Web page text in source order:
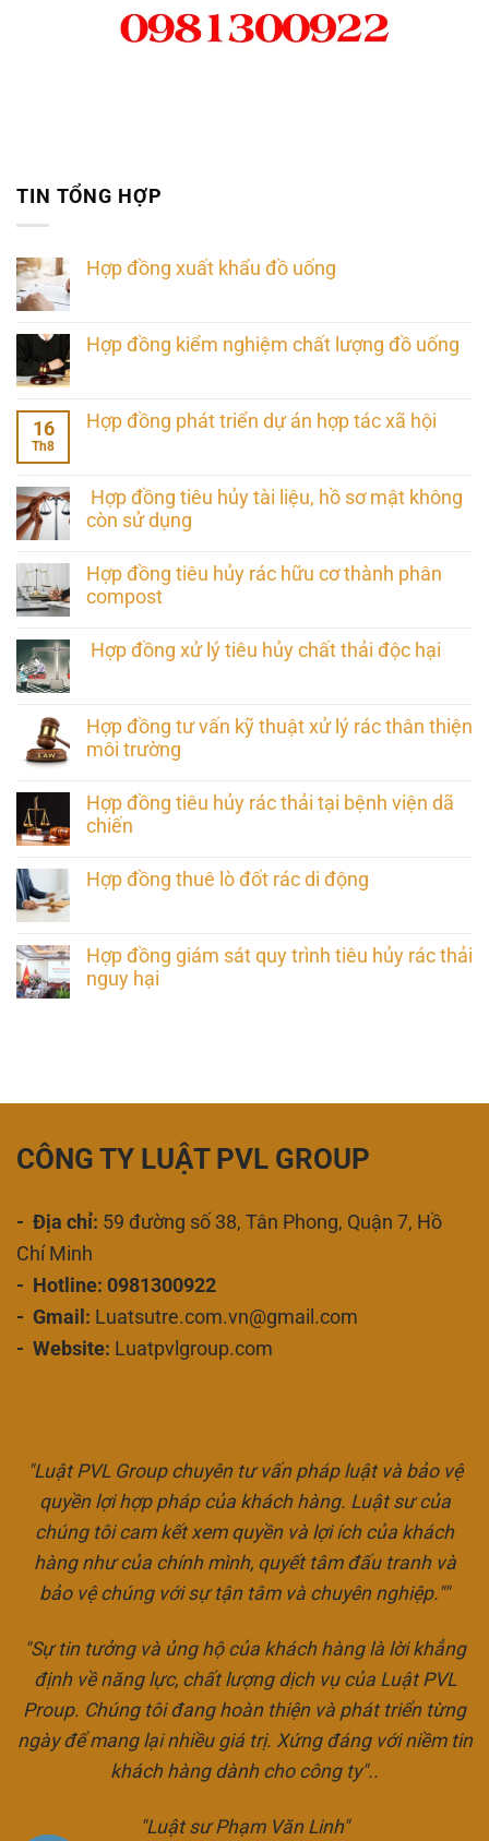
TIN TỔNG HỢP
Hợp đồng xuất khẩu đồ uống
Hợp đồng kiểm nghiệm chất lượng đồ uống
16
Th8
Hợp đồng phát triển dự án hợp tác xã hội
Hợp đồng tiêu hủy tài liệu, hồ sơ mật không
còn sử dụng
Hợp đồng tiêu hủy rác hữu cơ thành phân
compost
Hợp đồng xử lý tiêu hủy chất thải độc hại
Hợp đồng tư vấn kỹ thuật xử lý rác thân thiện
môi trường
Hợp đồng tiêu hủy rác thải tại bệnh viện dã
chiến
Hợp đồng thuê lò đốt rác di động
Hợp đồng giám sát quy trình tiêu hủy rác thải
nguy hại
CÔNG TY LUẬT PVL GROUP
- Địa chỉ: 59 đường số 38, Tân Phong, Quận 7, Hồ
Chí Minh
- Hotline: 0981300922
- Gmail: Luatsutre.com.vn@gmail.com
- Website: Luatpvlgroup.com
"Luật PVL Group chuyên tư vấn pháp luật và bảo vệ
quyền lợi hợp pháp của khách hàng. Luật sư của
chúng tôi cam kết xem quyền và lợi ích của khách
hàng như của chính mình, quyết tâm đấu tranh và
bảo vệ chúng với sự tận tâm và chuyên nghiệp.""
"Sự tin tưởng và ủng hộ của khách hàng là lời khẳng
định về năng lực, chất lượng dịch vụ của Luật PVL
Proup. Chúng tôi đang hoàn thiện và phát triển từng
ngày để mang lại nhiều giá trị. Xứng đáng với niềm tin
khách hàng dành cho công ty"..
"Luật sư Phạm Văn Linh"